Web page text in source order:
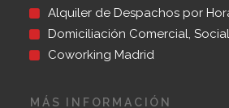
Alquiler de Despachos por
Domiciliación Comercial,
Coworking Madrid
MÁS INFORMACIÓN